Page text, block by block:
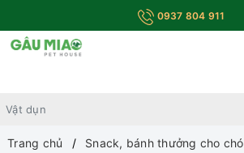
0937 804 911
Trang chủ
Snack, bánh thưởng cho chó